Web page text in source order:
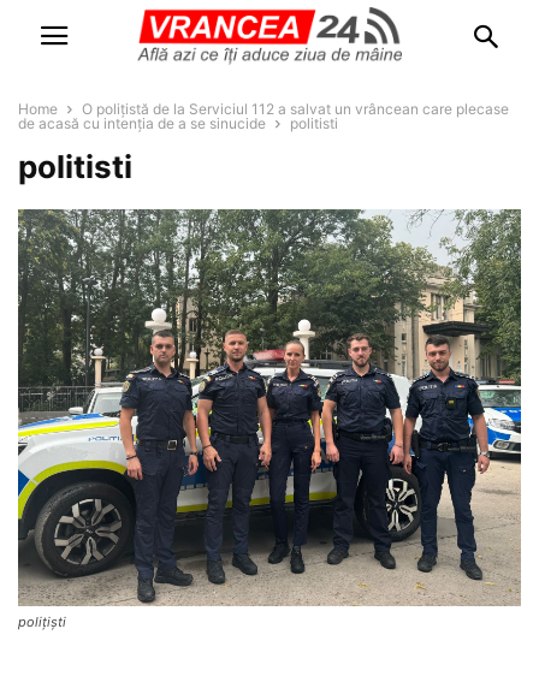
Home
O polițistă de la Serviciul 112 a salvat un vrâncean care plecase
de acasă cu intenția de a se sinucide
politisti
politisti
polițiști